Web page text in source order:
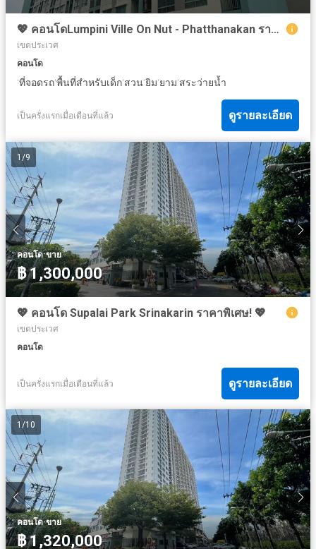
💖 คอนโดLumpini Ville On Nut - Phatthanakan ราคาพิเศษ! 💖
เขตประเวศ
คอนโด
·ที่จอดรถ·พื้นที่สำหรับเด็ก·สวน·ยิม·ยาม·สระว่ายน้ำ
เป็นครั่งแรกเมื่อเดือนที่แล้ว ดูรายละเอียด
1/9
คอนโด·ขาย
฿ 1,300,000
💖 คอนโด Supalai Park Srinakarin ราคาพิเศษ! 💖
เขตประเวศ
คอนโด
เป็นครั่งแรกเมื่อเดือนที่แล้ว ดูรายละเอียด
1/10
คอนโด·ขาย
฿ 1,320,000